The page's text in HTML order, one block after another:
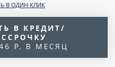
В ОДИН КЛИК
В КРЕДИТ/
Р. В МЕСЯЦ